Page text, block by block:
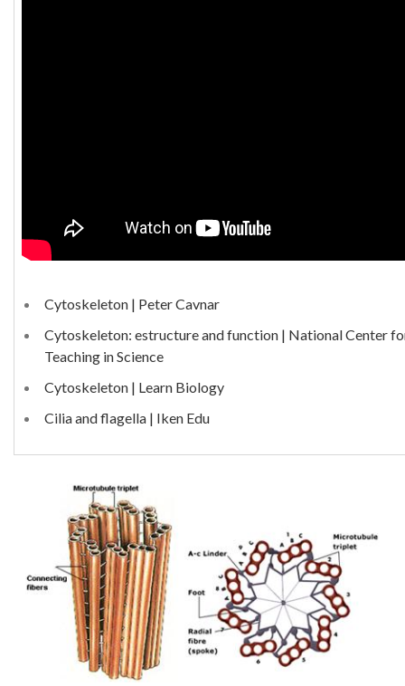
Cytoskeleton | Peter Cavnar
Cytoskeleton: estructure and function | National Center
Teaching in Science
Cytoskeleton | Learn Biology
Cilia and flagella | Iken Edu